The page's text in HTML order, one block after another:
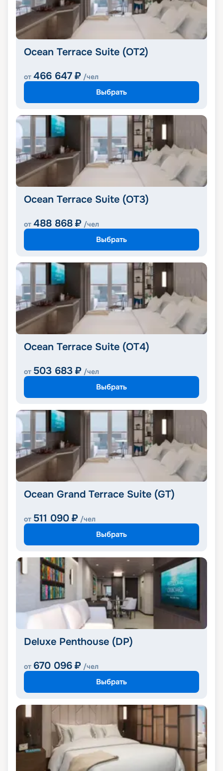
Ocean Terrace Suite (OT2)
от 466 647 ₽ /чел
Выбрать
Ocean Terrace Suite (OT3)
от 488 868 ₽ /чел
Выбрать
Ocean Terrace Suite (OT4)
от 503 683 ₽ /чел
Выбрать
Ocean Grand Terrace Suite (GT)
от 511 090 ₽ /чел
Выбрать
Deluxe Penthouse (DP)
от 670 096 ₽ /чел
Выбрать